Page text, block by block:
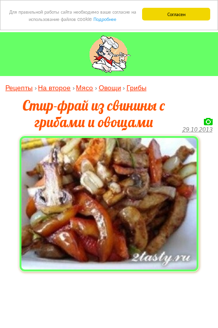
Согласен
Для правильной работы сайта необходимо ваше согласие на
использование файлов cookie Подробнее
Рецепты На второе Мясо Овощи Грибы
Стир-фрай из свинины с
грибами и овощами
29.10.2013